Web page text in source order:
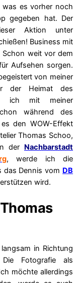
es vorher noch
gegeben hat. Der
Aktion unter
Business mit
Schon weit vor dem
Aufsehen sorgen.
von meiner
der Heimat des
ich mit meiner
während des
den WOW-Effekt
Thomas Schoo,
der Nachbarstadt
, werde ich die
das Dennis vom DB
wird.
in Richtung
Die Fotografie als
möchte allerdings